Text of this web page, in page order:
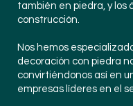
también en piedra, y los
construcción.
Nos hemos
decoración con piedra
convirtiéndonos así en
empresas líderes en el